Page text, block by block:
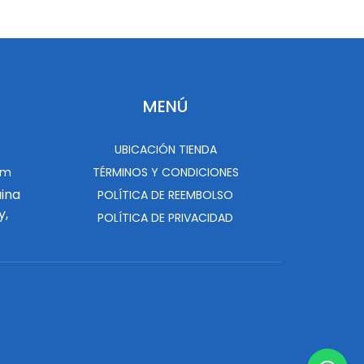
MENÚ
UBICACIÓN TIENDA
TÉRMINOS Y CONDICIONES
POLÍTICA DE REEMBOLSO
POLÍTICA DE PRIVACIDAD